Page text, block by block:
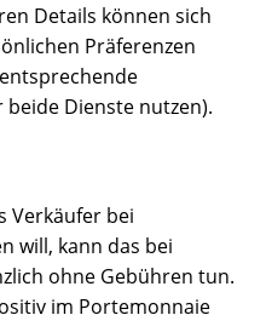
Details können sich
Präferenzen
Dienste nutzen).
Verkäufer bei
will, kann das bei
ohne Gebühren tun.
im Portemonnaie